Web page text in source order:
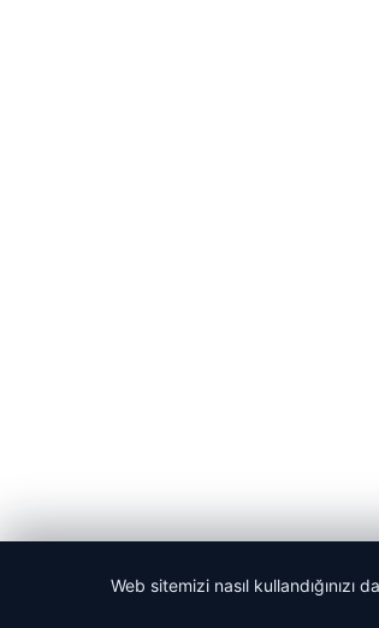
Web sitemizi nasıl